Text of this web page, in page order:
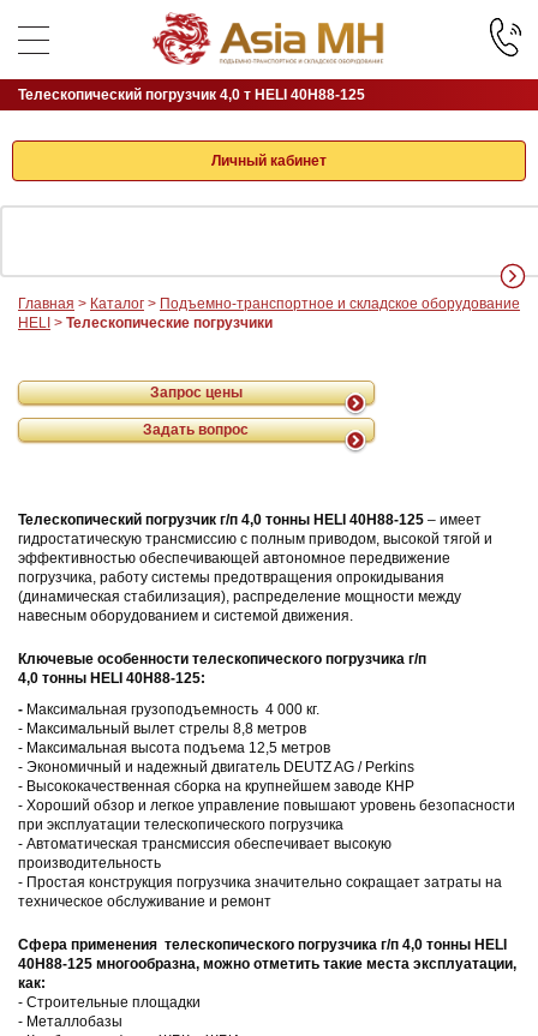
Личный кабинет
Главная > Каталог > Подъемно-транспортное и складское оборудование
HELI > Телескопические погрузчики
Телескопический погрузчик 4,0 т HELI 40H88-125
Запрос цены
Задать вопрос
Телескопический погрузчик г/п 4,0 тонны HELI 40H88-125 – имеет
гидростатическую трансмиссию с полным приводом, высокой тягой и
эффективностью обеспечивающей автономное передвижение
погрузчика, работу системы предотвращения опрокидывания
(динамическая стабилизация), распределение мощности между
навесным оборудованием и системой движения.
Ключевые особенности телескопического погрузчика г/п
4,0 тонны HELI 40H88-125:
- Максимальная грузоподъемность 4 000 кг.
- Максимальный вылет стрелы 8,8 метров
- Максимальная высота подъема 12,5 метров
- Экономичный и надежный двигатель DEUTZ AG / Perkins
- Высококачественная сборка на крупнейшем заводе КНР
- Хороший обзор и легкое управление повышают уровень безопасности
при эксплуатации телескопического погрузчика
- Автоматическая трансмиссия обеспечивает высокую
производительность
- Простая конструкция погрузчика значительно сокращает затраты на
техническое обслуживание и ремонт
Сфера применения телескопического погрузчика г/п 4,0 тонны HELI
40H88-125 многообразна, можно отметить такие места эксплуатации,
как:
- Строительные площадки
- Металлобазы